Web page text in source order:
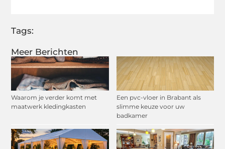
Meer Berichten
Waarom je verder komt met
maatwerk kledingkasten
Een pvc-vloer in Brabant als
slimme keuze voor uw
badkamer
Tags: